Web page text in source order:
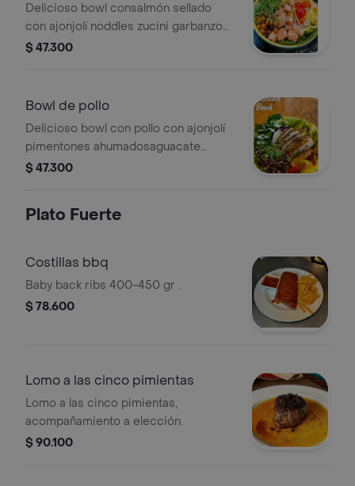
Delicioso bowl consalmón sellado
con ajonjolí noddles zucini garbanzo
crocante tomate cherry crocante de
$ 47.300
Bowl de pollo
Delicioso bowl con pollo con ajonjolí
pimentones ahumadosaguacate
garbanzo crocante brotes de
$ 47.300
Plato Fuerte
Costillas bbq
Baby back ribs 400-450 gr .
$ 78.600
Lomo a las cinco pimientas
Lomo a las cinco pimientas,
acompañamiento a elección.
$ 90.100